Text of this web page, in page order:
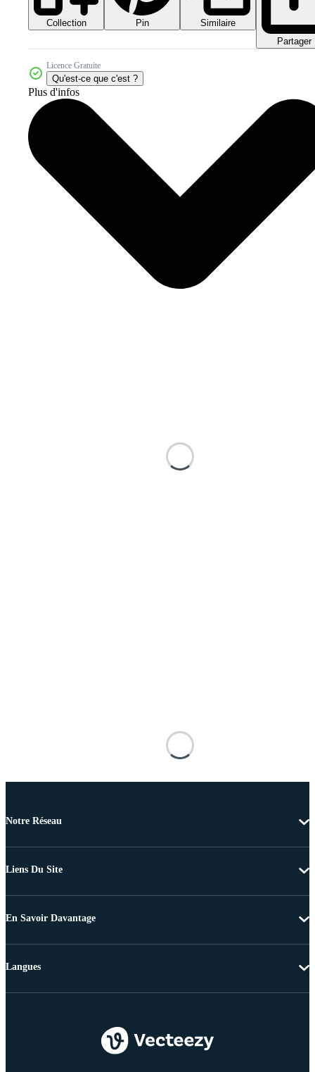
Collection Pin
Similaire
Partager
Licence Gratuite
Qu'est-ce que c'est ?
Plus d'infos
Notre Réseau
Liens Du Site
En Savoir Davantage
Langues